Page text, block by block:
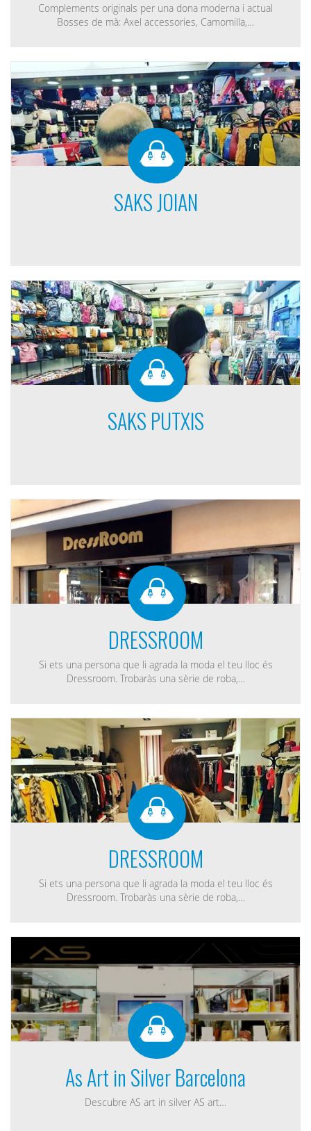
Complements originals per una dona moderna i actual
Bosses de mà: Axel accessories, Camomilla,…
SAKS JOIAN
SAKS PUTXIS
DRESSROOM
Si ets una persona que li agrada la moda el teu lloc és
Dressroom. Trobaràs una sèrie de roba,…
DRESSROOM
Si ets una persona que li agrada la moda el teu lloc és
Dressroom. Trobaràs una sèrie de roba,…
As Art in Silver Barcelona
Descubre AS art in silver AS art…